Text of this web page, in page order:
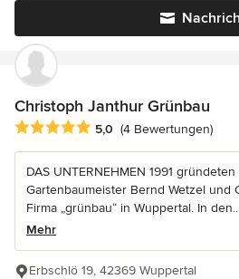
Christoph Janthur Grünbau
Durchschnittliche Bewertung: 5 von
5,0 (4 Bewertungen)
DAS UNTERNEHMEN 1991
Gartenbaumeister Bernd Wetzel und
Firma „grünbau“ in Wuppertal. In
Mehr
Erbschlö 19, 42369 Wuppertal